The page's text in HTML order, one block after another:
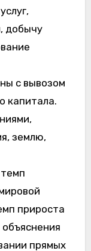
добычу
с вывозом
капитала.
землю,
прироста
прямых